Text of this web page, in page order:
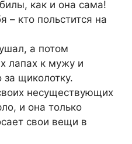
как и она сама!
– кто польстится на
а потом
лапах к мужу и
за щиколотку.
несуществующих
и она только
свои вещи в